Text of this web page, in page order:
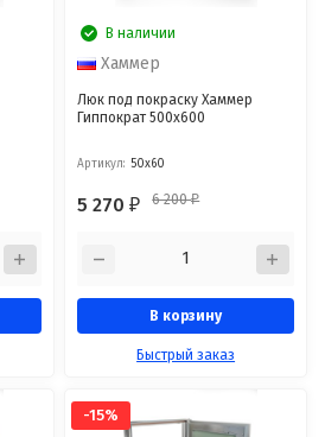
В наличии
Хаммер
Люк под покраску Хаммер
Гиппократ 500x600
Артикул: 50x60
5 270₽ 6 200₽
В корзину
Быстрый заказ
-15%